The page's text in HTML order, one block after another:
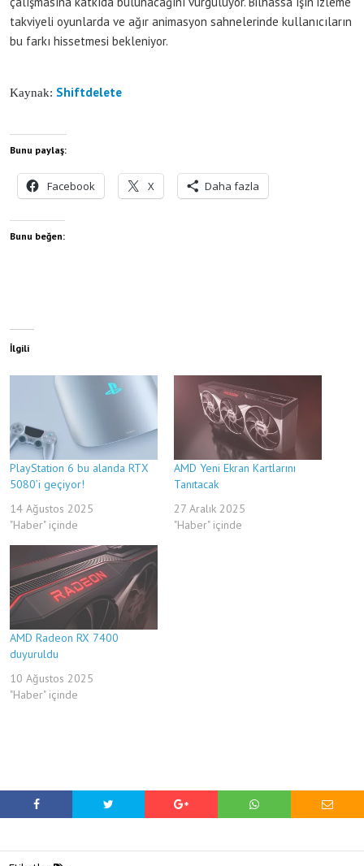
takviyeli oyunlarda ve ağır animasyon sahnelerinde kullanıcıların
bu farkı hissetmesi bekleniyor.
Kaynak: Shiftdelete
Bunu paylaş:
Facebook X Daha fazla
Bunu beğen:
İlgili
PlayStation 6 bu alanda RTX
5080’i geçiyor!
14 Ağustos 2025
"Haber" içinde
AMD Yeni Ekran Kartlarını
Tanıtacak
27 Aralık 2025
"Haber" içinde
AMD Radeon RX 7400
duyuruldu
10 Ağustos 2025
"Haber" içinde